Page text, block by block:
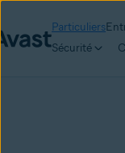
Particuliers
Sécurité